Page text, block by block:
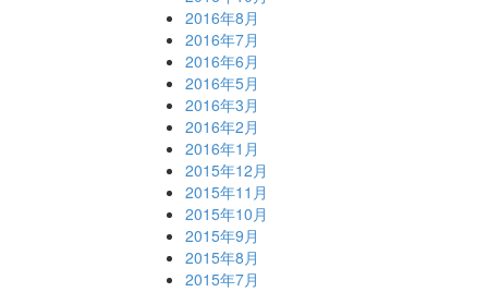
2016年8月
2016年7月
2016年6月
2016年5月
2016年3月
2016年2月
2016年1月
2015年12月
2015年11月
2015年10月
2015年9月
2015年8月
2015年7月